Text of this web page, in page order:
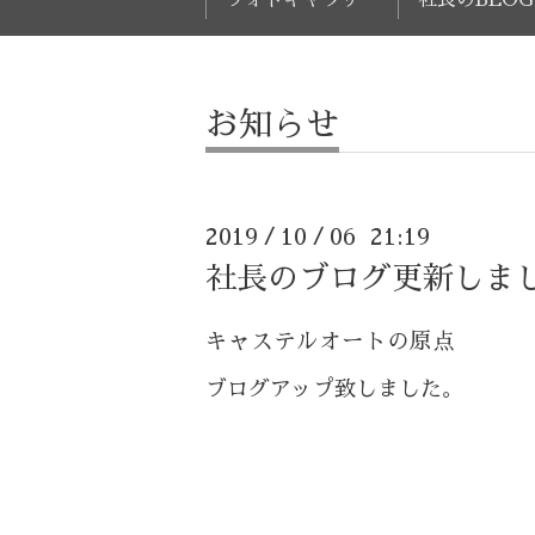
お知らせ
2019 / 10 / 06 21:19
社長のブログ更新しま
キャステルオートの原点
ブログアップ致しました。